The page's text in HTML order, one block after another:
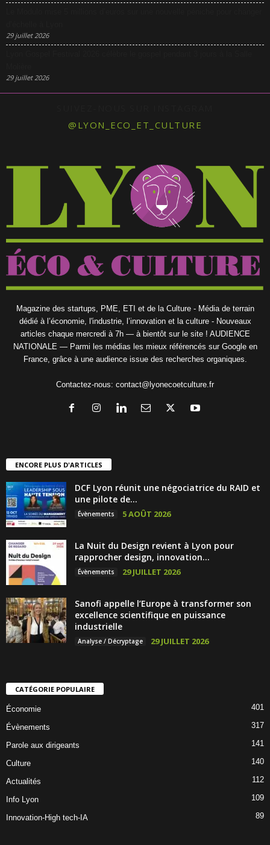
29 juillet 2026
29 juillet 2026
@LYON_ECO_ET_CULTURE
Magazine des startups, PME, ETI et de la Culture - Média de terrain
dédié à l’économie, l'industrie, l’innovation et la culture - Nouveaux
articles chaque mercredi à 7h — à bientôt sur le site ! AUDIENCE
NATIONALE — Parmi les médias les mieux référencés sur Google en
France, grâce à une audience issue des recherches organiques.
Contactez-nous: contact@lyonecoetculture.fr
ENCORE PLUS D'ARTICLES
DCF Lyon réunit une négociatrice du RAID et
une pilote de...
Évènements 5 AOÛT 2026
La Nuit du Design revient à Lyon pour
rapprocher design, innovation...
Évènements 29 JUILLET 2026
Sanofi appelle l’Europe à transformer son
excellence scientifique en puissance
industrielle
Analyse / Décryptage 29 JUILLET 2026
CATÉGORIE POPULAIRE
Économie 401
Évènements 317
Parole aux dirigeants 141
Culture 140
Actualités 112
Info Lyon 109
Innovation-High tech-IA 89